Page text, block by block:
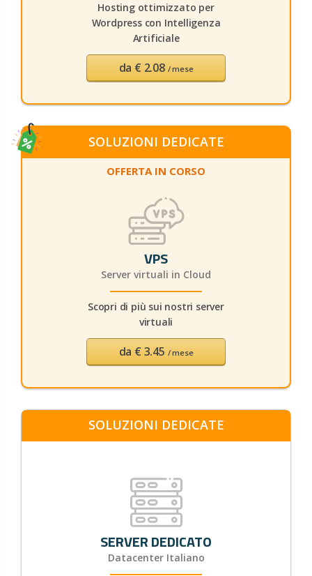
Hosting ottimizzato per
Wordpress con Intelligenza
Artificiale
da € 2.08 / mese
SOLUZIONI DEDICATE
OFFERTA IN CORSO
VPS
Server virtuali in Cloud
Scopri di più sui nostri server
virtuali
da € 3.45 / mese
SOLUZIONI DEDICATE
SERVER DEDICATO
Datacenter Italiano